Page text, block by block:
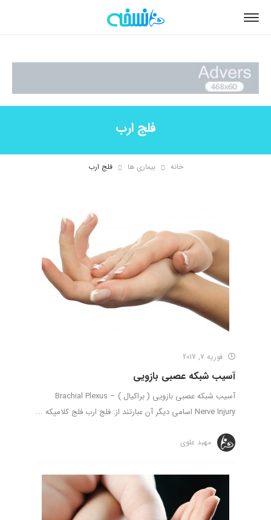
فلج ارب
خانه بیماری ها فلج ارب
فوریه 7, 2017
آسیب شبکه عصبی بازویی
آسیب شبکه عصبی بازویی ( براکیال ) – Brachial Plexus
Nerve Injury اسامی دیگر آن عبارتند از: فلج ارب فلج کلامپکه ...
مهبد علوی